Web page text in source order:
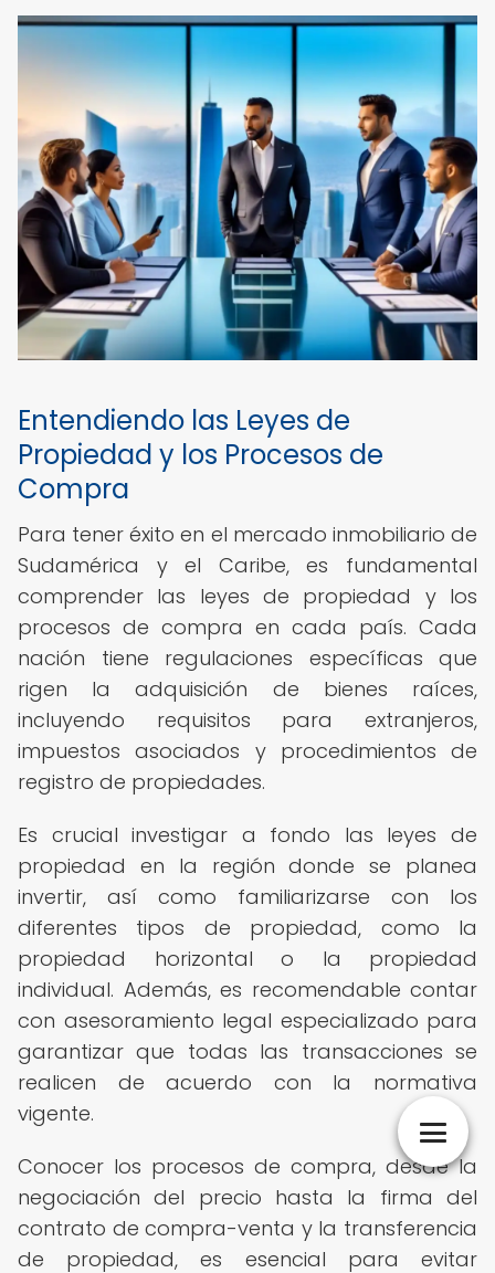
Entendiendo las Leyes de
Propiedad y los Procesos de
Compra
Para tener éxito en el mercado inmobiliario de
Sudamérica y el Caribe, es fundamental
comprender las leyes de propiedad y los
procesos de compra en cada país. Cada
nación tiene regulaciones específicas que
rigen la adquisición de bienes raíces,
incluyendo requisitos para extranjeros,
impuestos asociados y procedimientos de
registro de propiedades.
Es crucial investigar a fondo las leyes de
propiedad en la región donde se planea
invertir, así como familiarizarse con los
diferentes tipos de propiedad, como la
propiedad horizontal o la propiedad
individual. Además, es recomendable contar
con asesoramiento legal especializado para
garantizar que todas las transacciones se
realicen de acuerdo con la normativa
vigente.
Conocer los procesos de compra, desde la
negociación del precio hasta la firma del
contrato de compra-venta y la transferencia
de propiedad, es esencial para evitar